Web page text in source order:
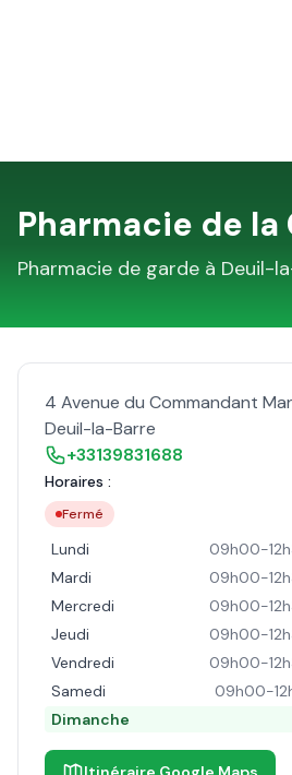
Pharmacie de la
Pharmacie de garde à Deuil-
4 Avenue du Commandant
Deuil-la-Barre
+33139831688
Horaires :
Fermé
Lundi
09h00-
Mardi
09h00-
Mercredi
09h00-
Jeudi
09h00-
Vendredi
09h00-
Samedi
09h00-
Dimanche